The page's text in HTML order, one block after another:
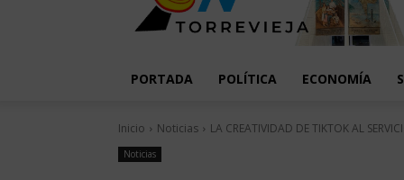
PORTADA POLÍTICA ECONOMÍA
Inicio Noticias LA CREATIVIDAD DE TIKTOK AL
Noticias